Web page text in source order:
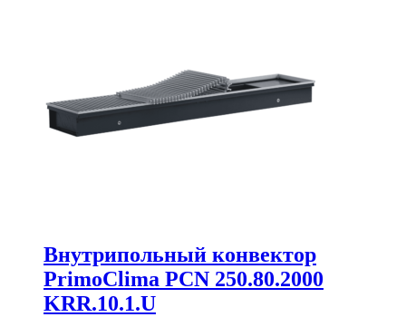
Внутрипольный конвектор
PrimoClima PCN 250.80.2000
KRR.10.1.U